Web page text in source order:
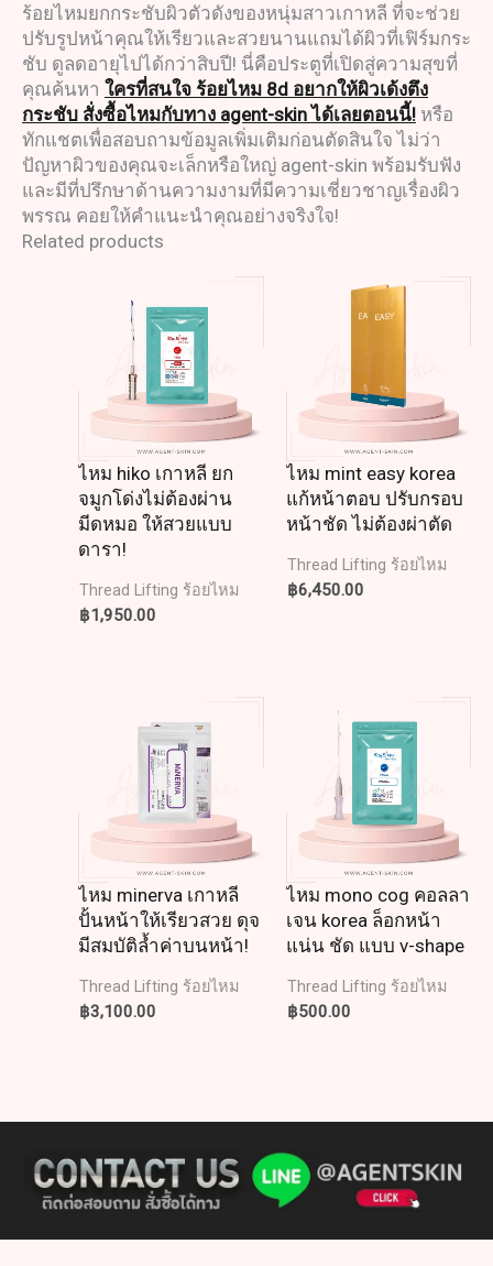
ร้อยไหมยกกระชับผิวตัวดังของหนุ่มสาวเกาหลี ที่จะช่วย
ปรับรูปหน้าคุณให้เรียวและสวยนานแถมได้ผิวที่เฟิร์มกระ
ชับ ดูลดอายุไปได้กว่าสิบปี! นี่คือประตูที่เปิดสู่ความสุขที่
คุณค้นหา ใครที่สนใจ ร้อยไหม 8d อยากให้ผิวเด้งตึง
กระชับ สั่งซื้อไหมกับทาง agent-skin ได้เลยตอนนี้! หรือ
ทักแชตเพื่อสอบถามข้อมูลเพิ่มเติมก่อนตัดสินใจ ไม่ว่า
ปัญหาผิวของคุณจะเล็กหรือใหญ่ agent-skin พร้อมรับฟัง
และมีที่ปรึกษาด้านความงามที่มีความเชี่ยวชาญเรื่องผิว
พรรณ คอยให้คำแนะนำคุณอย่างจริงใจ!
Related products
ไหม hiko เกาหลี ยก
จมูกโด่งไม่ต้องผ่าน
มีดหมอ ให้สวยแบบ
ดารา!
Thread Lifting ร้อยไหม
฿1,950.00
ไหม mint easy korea
แก้หน้าตอบ ปรับกรอบ
หน้าชัด ไม่ต้องผ่าตัด
Thread Lifting ร้อยไหม
฿6,450.00
ไหม minerva เกาหลี
ปั้นหน้าให้เรียวสวย ดุจ
มีสมบัติล้ำค่าบนหน้า!
Thread Lifting ร้อยไหม
฿3,100.00
ไหม mono cog คอลลา
เจน korea ล็อกหน้า
แน่น ชัด แบบ v-shape
Thread Lifting ร้อยไหม
฿500.00